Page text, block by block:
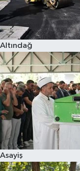
Altındağ
Asayiş